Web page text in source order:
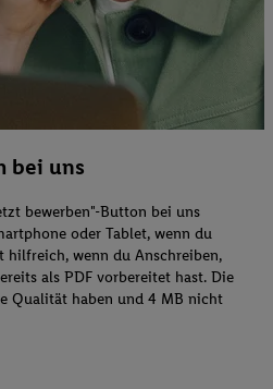
bei uns
bewerben"-Button bei uns
oder Tablet, wenn du
hilfreich, wenn du Anschreiben,
als PDF vorbereitet hast. Die
Qualität haben und 4 MB nicht